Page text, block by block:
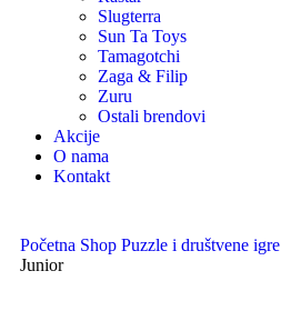
Slugterra
Sun Ta Toys
Tamagotchi
Zaga & Filip
Zuru
Ostali brendovi
Akcije
O nama
Kontakt
Početna Shop Puzzle i društvene igre
Junior